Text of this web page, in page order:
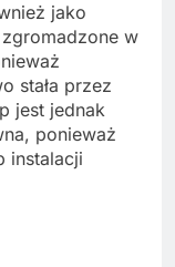
jako
w
stała przez
jest jednak
ponieważ
instalacji